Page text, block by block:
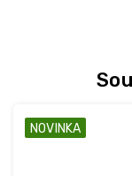
NOVINKA